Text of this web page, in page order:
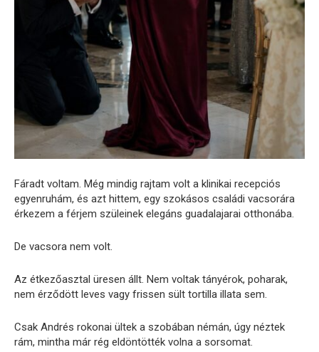
Fáradt voltam. Még mindig rajtam volt a klinikai recepciós
egyenruhám, és azt hittem, egy szokásos családi vacsorára
érkezem a férjem szüleinek elegáns guadalajarai otthonába.
De vacsora nem volt.
Az étkezőasztal üresen állt. Nem voltak tányérok, poharak,
nem érződött leves vagy frissen sült tortilla illata sem.
Csak Andrés rokonai ültek a szobában némán, úgy néztek
rám, mintha már rég eldöntötték volna a sorsomat.